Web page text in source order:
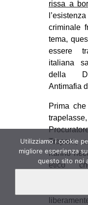
rissa a
criminale
tema,
essere
italiana
della
Antimafia
Prima
Trapani,
hanno
etico
Utilizziamo i cookie
migliore esperienza
questo sito noi